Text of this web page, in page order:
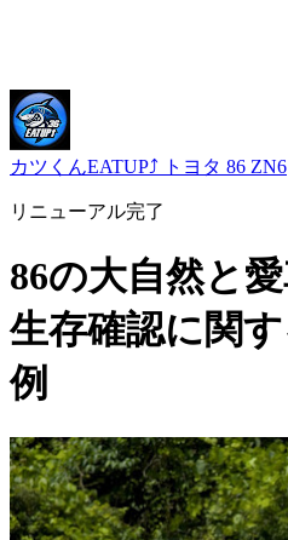
カツくんEATUP⤴️ トヨタ 86 ZN6
リニューアル完了
86の大自然と
生存確認に関
例